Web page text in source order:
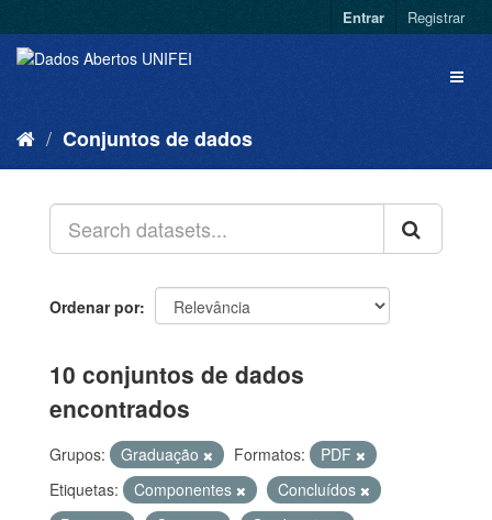
Entrar Registrar
Conjuntos de dados
Ordenar por
10 conjuntos de dados
encontrados
Grupos: Graduação Formatos:
PDF
Etiquetas:
Componentes
Concluídos